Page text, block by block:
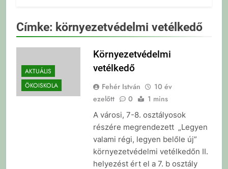
Címke: környezetvédelmi vetélkedő
AKTUÁLIS
ÖKOISKOLA
Környezetvédelmi
vetélkedő
Fehér István
10 év
ezelőtt
0 1 mins
A városi, 7-8. osztályosok
részére megrendezett „Legyen
valami régi, legyen belőle új”
környezetvédelmi vetélkedőn II.
helyezést ért el a 7. b osztály